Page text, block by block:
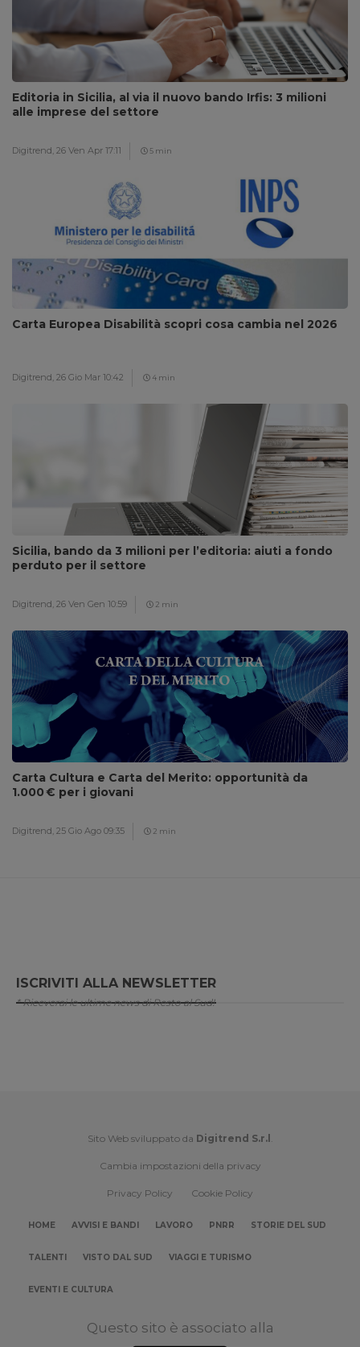
Editoria in Sicilia, al via il nuovo bando Irfis: 3 milioni
alle imprese del settore
Digitrend, 26 Ven Apr 17:11 5 min
Carta Europea Disabilità scopri cosa cambia nel 2026
Digitrend, 26 Gio Mar 10:42 4 min
Sicilia, bando da 3 milioni per l’editoria: aiuti a fondo
perduto per il settore
Digitrend, 26 Ven Gen 10:59 2 min
Carta Cultura e Carta del Merito: opportunità da
1.000 € per i giovani
Digitrend, 25 Gio Ago 09:35 2 min
ISCRIVITI ALLA NEWSLETTER
* Riceverai le ultime news di Resto al Sud!
Sito Web sviluppato da Digitrend S.r.l .
Cambia impostazioni della privacy
Privacy Policy Cookie Policy
HOME AVVISI E BANDI LAVORO PNRR STORIE DEL SUD
TALENTI VISTO DAL SUD VIAGGI E TURISMO
EVENTI E CULTURA
Questo sito è associato alla